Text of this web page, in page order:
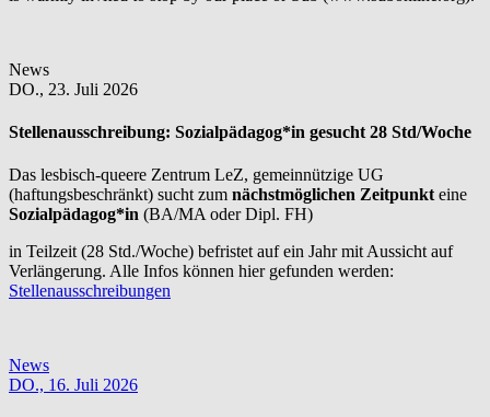
News
DO., 23. Juli 2026
Stellenausschreibung: Sozialpädagog*in gesucht 28 Std/Woche
Das lesbisch-queere Zentrum LeZ, gemeinnützige UG
(haftungsbeschränkt) sucht zum nächstmöglichen Zeitpunkt eine
Sozialpädagog*in (BA/MA oder Dipl. FH)
in Teilzeit (28 Std./Woche) befristet auf ein Jahr mit Aussicht auf
Verlängerung. Alle Infos können hier gefunden werden:
Stellenausschreibungen
News
DO., 16. Juli 2026